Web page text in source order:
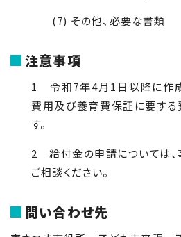
(7) その他、必要な書類
注意事項
1 令和7年4月1日以降に作
費用及び養育費保証に要す
す。
2 給付金の申請については、
ご相談ください。
問い合わせ先